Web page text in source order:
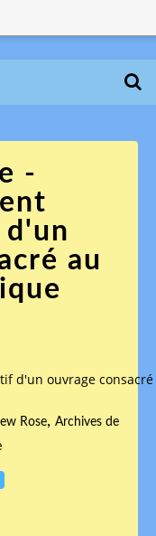
-
au
d'un ouvrage
Rose, Archives de